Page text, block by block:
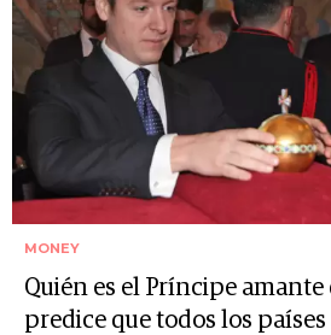
MONEY
Quién es el Príncipe
predice que todos los